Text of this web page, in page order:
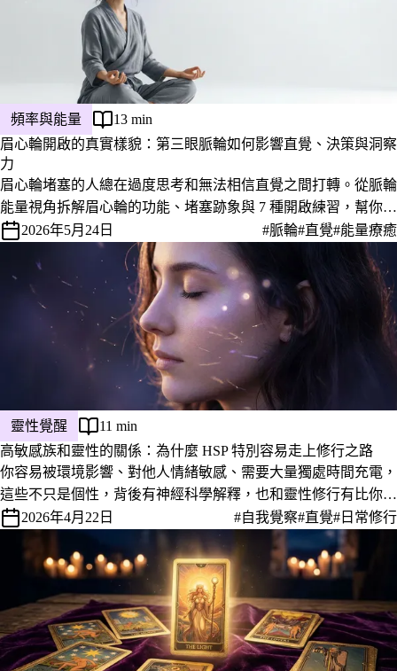
頻率與能量
13 min
眉心輪開啟的真實樣貌：第三眼脈輪如何影響直覺、決策與洞察
力
眉心輪堵塞的人總在過度思考和無法相信直覺之間打轉。從脈輪
能量視角拆解眉心輪的功能、堵塞跡象與 7 種開啟練習，幫你找
回信任直覺的能力。
2026年5月24日 #脈輪#直覺#能量療癒
靈性覺醒
11 min
高敏感族和靈性的關係：為什麼 HSP 特別容易走上修行之路
你容易被環境影響、對他人情緒敏感、需要大量獨處時間充電，
這些不只是個性，背後有神經科學解釋，也和靈性修行有比你想
像中更直接的連結。
2026年4月22日 #自我覺察#直覺#日常修行